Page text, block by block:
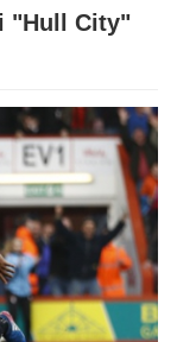
"Hull City"